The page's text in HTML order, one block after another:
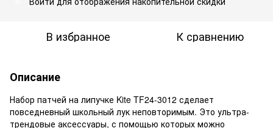
В избранное К сравнению
Описание
Набор патчей на липучке Kite TF24-3012 сделает
повседневный школьный лук неповторимым. Это ультра-
трендовые аксессуары, с помощью которых можно